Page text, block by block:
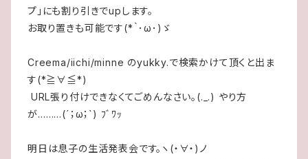
プ｣にも割り引きでupします。
お取り置きも可能です(*｀･ω･)ゞ
Creema/iichi/minne のyukky.で検索かけて頂くと出ま
す(*≧∀≦*)
URL張り付けできなくてごめんなさい。(._.) やり方
が………(´；ω；`) ﾌﾞﾜｯ
明日は息子の生活発表会です。ヽ(・∀・)ノ